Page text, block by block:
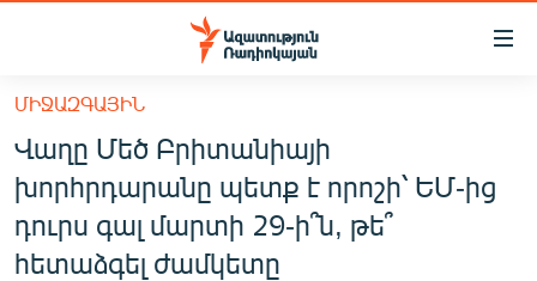
Մատչելիության
հիմնական
բովանդակությանը
Անցնել
հիմնական
մենյուին
Որոնում
ՀԱՅԱՍՏԱՆ
ՔԱՂԱՔԱԿԱՆ
ԸՆՏՐՈՒԹՅՈՒՆՆԵՐ 2026
ՄԻՋԱԶԳԱՅԻՆ
Վաղը Մեծ Բրիտանիայի
խորհրդարանը պետք է որոշի՝ ԵՄ-ից
դուրս գալ մարտի 29-ի՞ն, թե՞
հետաձգել ժամկետը